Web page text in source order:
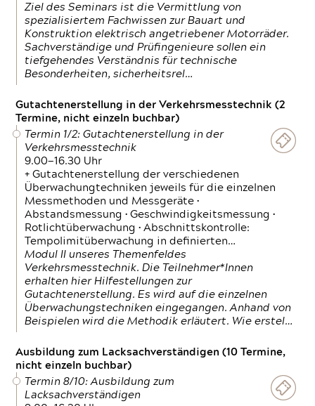
Ziel des Seminars ist die Vermittlung von
spezialisiertem Fachwissen zur Bauart und
Konstruktion elektrisch angetriebener Motorräder.
Sachverständige und Prüfingenieure sollen ein
tiefgehendes Verständnis für technische
Besonderheiten, sicherheitsrel…
Gutachtenerstellung in der Verkehrsmesstechnik (2
Termine, nicht einzeln buchbar)
Termin 1/2: Gutachtenerstellung in der
Verkehrsmesstechnik
9.00—16.30 Uhr
+ Gutachtenerstellung der verschiedenen
Überwachungtechniken jeweils für die einzelnen
Messmethoden und Messgeräte •
Abstandsmessung • Geschwindigkeitsmessung •
Rotlichtüberwachung • Abschnittskontrolle:
Tempolimitüberwachung in definierten…
Modul II unseres Themenfeldes
Verkehrsmesstechnik. Die Teilnehmer*Innen
erhalten hier Hilfestellungen zur
Gutachtenerstellung. Es wird auf die einzelnen
Überwachungstechniken eingegangen. Anhand von
Beispielen wird die Methodik erläutert. Wie erstel…
Ausbildung zum Lacksachverständigen (10 Termine,
nicht einzeln buchbar)
Termin 8/10: Ausbildung zum
Lacksachverständigen